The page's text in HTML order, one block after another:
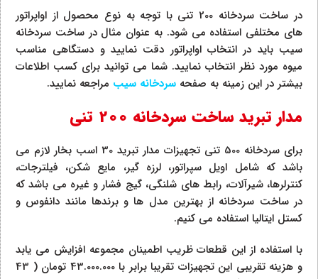
در ساخت سردخانه 200 تنی با توجه به نوع محصول از اواپراتور
های مختلفی استفاده می شود. به عنوان مثال در ساخت سردخانه
سیب باید در انتخاب اواپراتور دقت نمایید و دستگاهی مناسب
میوه مورد نظر انتخاب نمایید. شما می توانید برای کسب اطلاعات
بیشتر در این زمینه به صفحه سردخانه سیب مراجعه نمایید.
مدار تبرید ساخت سردخانه 200 تنی
برای سردخانه 500 تنی تجهیزات مدار تبرید 30 اسب بخار لازم می
باشد که شامل اویل سپراتور، لرزه گیر، مایع شکن، فیلترجات،
کنترلرها، شیرآلات، رابط های شلنگی، گیج فشار و غیره می باشد که
در ساخت سردخانه از بهترین مدل ها و برندها مانند دانفوس و
کستل ایتالیا استفاده می کنیم.
با استفاده از این قطعات ظریب اطمینان مجموعه افزایش می یابد
و هزینه تقریبی این تجهیزات تقریبا برابر با 43.000.000 تومان ( 43